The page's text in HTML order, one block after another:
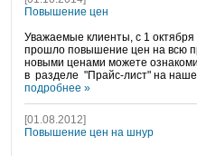
Повышение цен
Уважаемые клиенты, с 1 октября
прошло повышение цен на всю
новыми ценами можете
в разделе "Прайс-лист" на
подробнее »
[01.08.2012]
Повышение цен на шнур